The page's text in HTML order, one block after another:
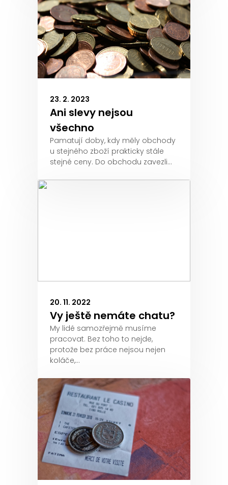
23. 2. 2023
Ani slevy nejsou
všechno
Pamatují doby, kdy měly obchody
u stejného zboží prakticky stále
stejné ceny. Do obchodu zavezli…
20. 11. 2022
Vy ještě nemáte chatu?
My lidé samozřejmě musíme
pracovat. Bez toho to nejde,
protože bez práce nejsou nejen
koláče,…